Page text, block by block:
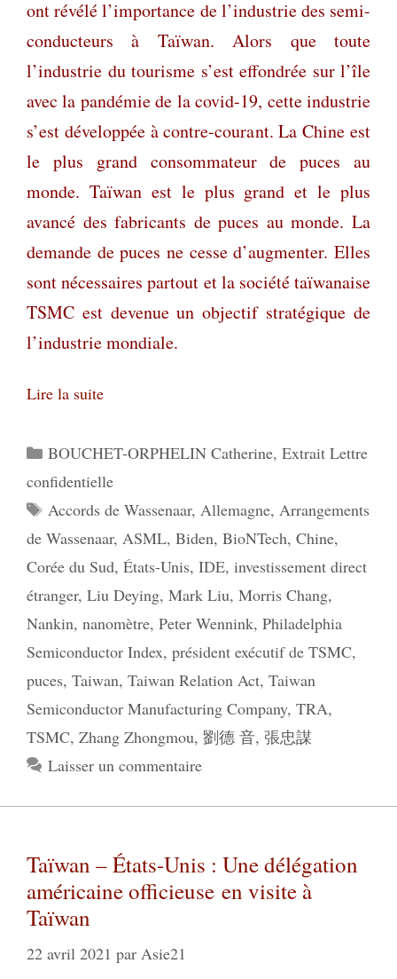
ont révélé l’importance de l’industrie des semi-
conducteurs à Taïwan. Alors que toute
l’industrie du tourisme s’est effondrée sur l’île
avec la pandémie de la covid-19, cette industrie
s’est développée à contre-courant. La Chine est
le plus grand consommateur de puces au
monde. Taïwan est le plus grand et le plus
avancé des fabricants de puces au monde. La
demande de puces ne cesse d’augmenter. Elles
sont nécessaires partout et la société taïwanaise
TSMC est devenue un objectif stratégique de
l’industrie mondiale.
Lire la suite
Catégories
BOUCHET-ORPHELIN Catherine, Extrait Lettre
confidentielle
Étiquettes
Accords de Wassenaar, Allemagne, Arrangements
de Wassenaar, ASML, Biden, BioNTech, Chine,
Corée du Sud, États-Unis, IDE, investissement direct
étranger, Liu Deying, Mark Liu, Morris Chang,
Nankin, nanomètre, Peter Wennink, Philadelphia
Semiconductor Index, président exécutif de TSMC,
puces, Taiwan, Taiwan Relation Act, Taiwan
Semiconductor Manufacturing Company, TRA,
TSMC, Zhang Zhongmou, 劉德 音, 張忠謀
Laisser un commentaire
Taïwan – États-Unis : Une délégation
américaine officieuse en visite à
Taïwan
22 avril 2021 par Asie21